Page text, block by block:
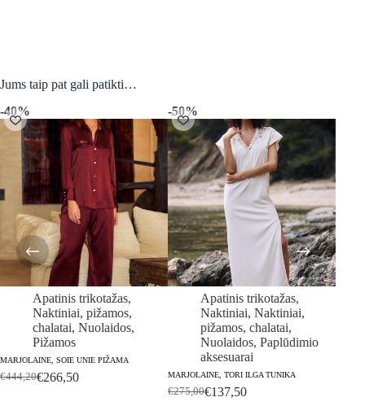
Jums taip pat gali patikti…
-40%
Apatinis trikotažas,
Naktiniai, pižamos,
chalatai, Nuolaidos,
Pižamos
MARJOLAINE, SOIE UNIE PIŽAMA
€444,20Original
€266,50
Current
-50%
Apatinis trikotažas,
Naktiniai,Naktiniai,
pižamos, chalatai,
Nuolaidos,Paplūdimio
aksesuarai
MARJOLAINE, TORI ILGA TUNIKA
€275,00Original
€137,50
Current